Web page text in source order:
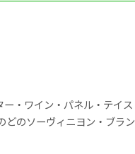
・ワイン・パネル・テイス
どのソーヴィニヨン・ブラン